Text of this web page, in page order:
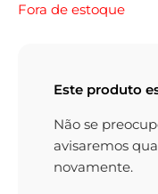
Fora de estoque
Este produto
Não se
avisaremos
novamente.